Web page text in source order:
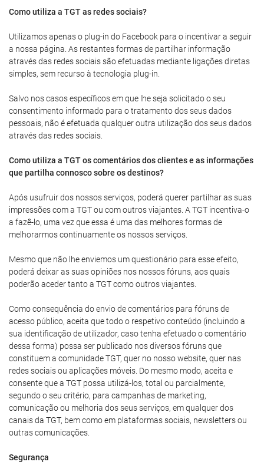
Como utiliza a TGT as redes sociais?
Utilizamos apenas o plug-in do Facebook para o incentivar a seguir
a nossa página. As restantes formas de partilhar informação
através das redes sociais são efetuadas mediante ligações diretas
simples, sem recurso à tecnologia plug-in.
Salvo nos casos específicos em que lhe seja solicitado o seu
consentimento informado para o tratamento dos seus dados
pessoais, não é efetuada qualquer outra utilização dos seus dados
através das redes sociais.
Como utiliza a TGT os comentários dos clientes e as informações
que partilha connosco sobre os destinos?
Após usufruir dos nossos serviços, poderá querer partilhar as suas
impressões com a TGT ou com outros viajantes. A TGT incentiva-o
a fazê-lo, uma vez que essa é uma das melhores formas de
melhorarmos continuamente os nossos serviços.
Mesmo que não lhe enviemos um questionário para esse efeito,
poderá deixar as suas opiniões nos nossos fóruns, aos quais
poderão aceder tanto a TGT como outros viajantes.
Como consequência do envio de comentários para fóruns de
acesso público, aceita que todo o respetivo conteúdo (incluindo a
sua identificação de utilizador, caso tenha efetuado o comentário
dessa forma) possa ser publicado nos diversos fóruns que
constituem a comunidade TGT, quer no nosso website, quer nas
redes sociais ou aplicações móveis. Do mesmo modo, aceita e
consente que a TGT possa utilizá-los, total ou parcialmente,
segundo o seu critério, para campanhas de marketing,
comunicação ou melhoria dos seus serviços, em qualquer dos
canais da TGT, bem como em plataformas sociais, newsletters ou
outras comunicações.
Segurança